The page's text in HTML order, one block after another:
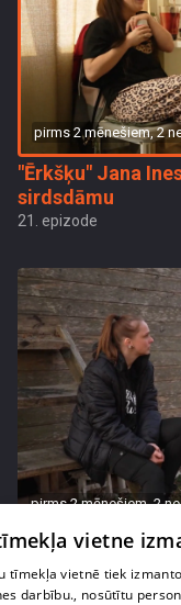
pirms 2 mēnešiem, 2
"Ērkšķu" Jana
sirdsdāmu
21. epizode
pirms 2 mēnešiem, 2
"Ērkšķu" Evita
otrajā plānā
20. epizode
vietne
tīmekļa vietnē tiek
darbību., nosūtītu